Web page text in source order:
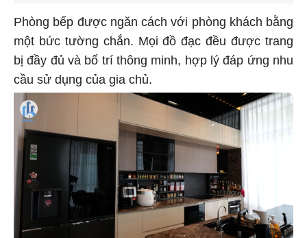
Phòng bếp được ngăn cách với phòng khách bằng
một bức tường chắn. Mọi đồ đạc đều được trang
bị đầy đủ và bố trí thông minh, hợp lý đáp ứng nhu
cầu sử dụng của gia chủ.